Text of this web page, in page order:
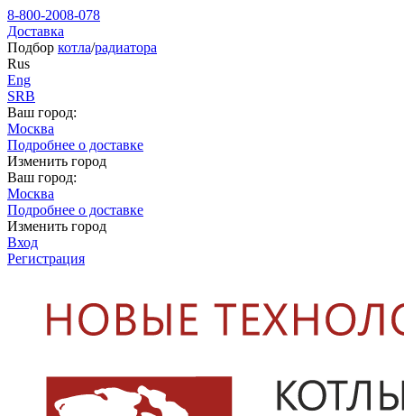
8-800-2008-078
Доставка
Подбор котла/радиатора
Rus
Eng
SRB
Ваш город:
Москва
Подробнее о доставке
Изменить город
Ваш город:
Москва
Подробнее о доставке
Изменить город
Вход
Регистрация